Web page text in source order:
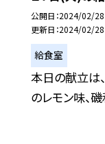
公開日 2024/02/28
更新日 2024/02/28
給食室
本日の献立は
のレモン味、